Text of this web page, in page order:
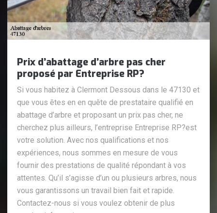
Prix d’abattage d’arbre pas cher
proposé par Entreprise RP?
Si vous habitez à Clermont Dessous dans le 47130 et
que vous êtes en en quête de prestataire qualifié en
abattage d’arbre et proposant un prix pas cher, ne
cherchez plus ailleurs, l’entreprise Entreprise RP?est
votre solution. Avec nos qualifications et nos
expériences, nous sommes en mesure de vous
fournir des prestations de qualité répondant à vos
attentes. Qu’il s’agisse d’un ou plusieurs arbres, nous
vous garantissons un travail bien fait et rapide.
Contactez-nous si vous voulez obtenir de plus